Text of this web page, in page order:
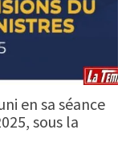
en sa séance
sous la